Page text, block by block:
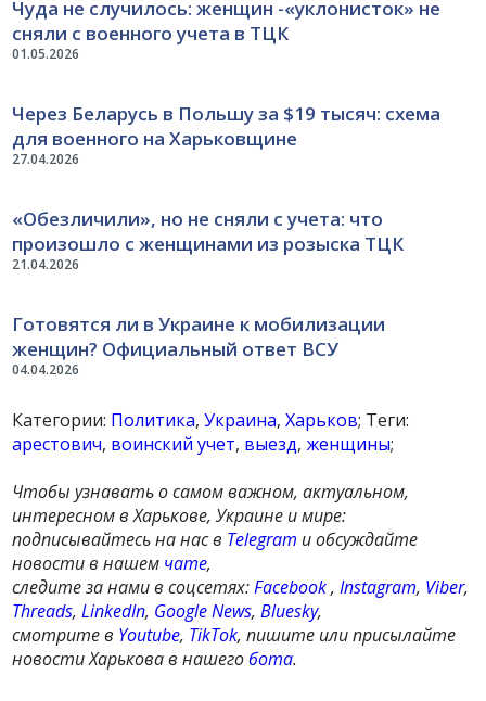
01.05.2026
Чуда не случилось: женщин -«уклонисток» не
сняли с военного учета в ТЦК
27.04.2026
Через Беларусь в Польшу за $19 тысяч: схема
для военного на Харьковщине
21.04.2026
«Обезличили», но не сняли с учета: что
произошло с женщинами из розыска ТЦК
04.04.2026
Готовятся ли в Украине к мобилизации
женщин? Официальный ответ ВСУ
Категории: Политика,Украина,Харьков; Теги:
арестович, воинский учет, выезд,женщины;
Чтобы узнавать о самом важном, актуальном,
интересном в Харькове, Украине и мире:
подписывайтесь на нас в Telegram и обсуждайте
новости в нашем чате,
следите за нами в соцсетях:Facebook,Instagram, Viber,
Threads,LinkedIn, Google News,Bluesky,
смотрите в Youtube, TikTok, пишите или присылайте
новости Харькова в нашегобота.